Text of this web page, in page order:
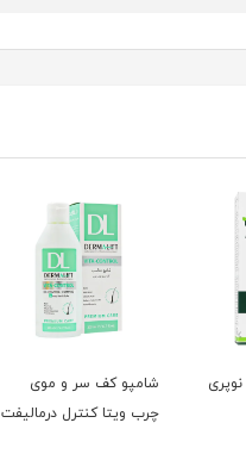
شامپو کف سر و موی
چرب ویتا کنترل درمالیفت